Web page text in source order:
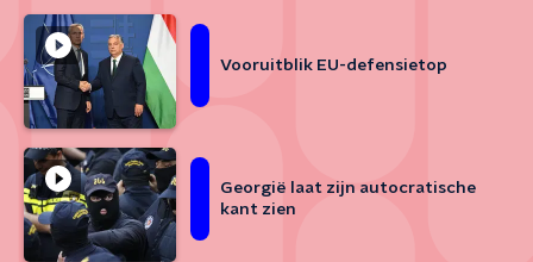
Vooruitblik EU-defensietop
Georgië laat zijn autocratische
kant zien